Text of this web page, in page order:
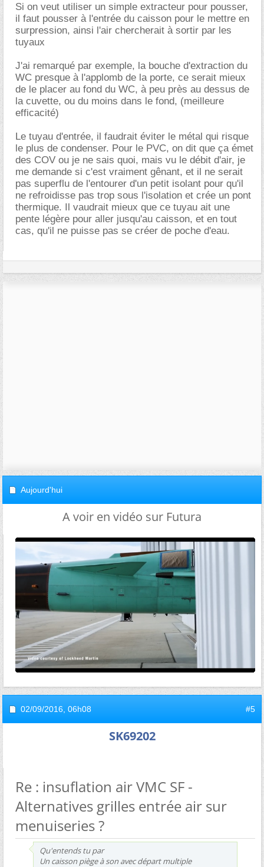
Si on veut utiliser un simple extracteur pour pousser,
il faut pousser à l'entrée du caisson pour le mettre en
surpression, ainsi l'air chercherait à sortir par les
tuyaux
J'ai remarqué par exemple, la bouche d'extraction du
WC presque à l'applomb de la porte, ce serait mieux
de le placer au fond du WC, à peu près au dessus de
la cuvette, ou du moins dans le fond, (meilleure
efficacité)
Le tuyau d'entrée, il faudrait éviter le métal qui risque
le plus de condenser. Pour le PVC, on dit que ça émet
des COV ou je ne sais quoi, mais vu le débit d'air, je
me demande si c'est vraiment gênant, et il ne serait
pas superflu de l'entourer d'un petit isolant pour qu'il
ne refroidisse pas trop sous l'isolation et crée un pont
thermique. Il vaudrait mieux que ce tuyau ait une
pente légère pour aller jusqu'au caisson, et en tout
cas, qu'il ne puisse pas se créer de poche d'eau.
Aujourd'hui
A voir en vidéo sur Futura
02/09/2016, 06h08 #5
SK69202
Re : insuflation air VMC SF -
Alternatives grilles entrée air sur
menuiseries ?
Qu'entends tu par
Un caisson piège à son avec départ multiple